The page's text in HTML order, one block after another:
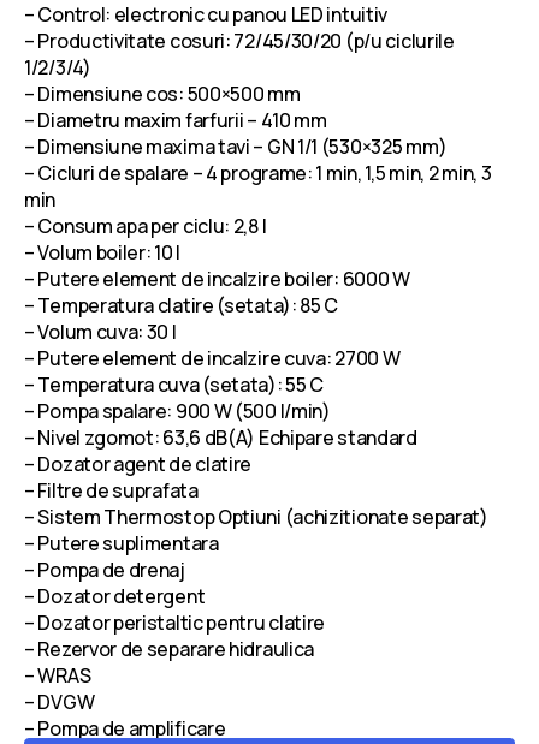
– Control: electronic cu panou LED intuitiv
– Productivitate cosuri: 72/45/30/20 (p/u ciclurile
1/2/3/4)
– Dimensiune cos: 500×500 mm
– Diametru maxim farfurii – 410 mm
– Dimensiune maxima tavi – GN 1/1 (530×325 mm)
– Cicluri de spalare – 4 programe: 1 min, 1,5 min, 2 min, 3
min
– Consum apa per ciclu: 2,8 l
– Volum boiler: 10 l
– Putere element de incalzire boiler: 6000 W
– Temperatura clatire (setata): 85 C
– Volum cuva: 30 l
– Putere element de incalzire cuva: 2700 W
– Temperatura cuva (setata): 55 C
– Pompa spalare: 900 W (500 l/min)
– Nivel zgomot: 63,6 dB(A) Echipare standard
– Dozator agent de clatire
– Filtre de suprafata
– Sistem Thermostop Optiuni (achizitionate separat)
– Putere suplimentara
– Pompa de drenaj
– Dozator detergent
– Dozator peristaltic pentru clatire
– Rezervor de separare hidraulica
– WRAS
– DVGW
– Pompa de amplificare